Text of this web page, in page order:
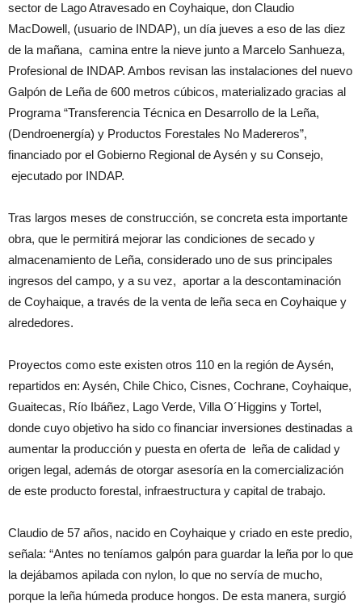
sector de Lago Atravesado en Coyhaique, don Claudio
MacDowell, (usuario de INDAP), un día jueves a eso de las diez
de la mañana, camina entre la nieve junto a Marcelo Sanhueza,
Profesional de INDAP. Ambos revisan las instalaciones del nuevo
Galpón de Leña de 600 metros cúbicos, materializado gracias al
Programa “Transferencia Técnica en Desarrollo de la Leña,
(Dendroenergía) y Productos Forestales No Madereros”,
financiado por el Gobierno Regional de Aysén y su Consejo,
ejecutado por INDAP.
Tras largos meses de construcción, se concreta esta importante
obra, que le permitirá mejorar las condiciones de secado y
almacenamiento de Leña, considerado uno de sus principales
ingresos del campo, y a su vez, aportar a la descontaminación
de Coyhaique, a través de la venta de leña seca en Coyhaique y
alrededores.
Proyectos como este existen otros 110 en la región de Aysén,
repartidos en: Aysén, Chile Chico, Cisnes, Cochrane, Coyhaique,
Guaitecas, Río Ibáñez, Lago Verde, Villa O´Higgins y Tortel,
donde cuyo objetivo ha sido co financiar inversiones destinadas a
aumentar la producción y puesta en oferta de leña de calidad y
origen legal, además de otorgar asesoría en la comercialización
de este producto forestal, infraestructura y capital de trabajo.
Claudio de 57 años, nacido en Coyhaique y criado en este predio,
señala: “Antes no teníamos galpón para guardar la leña por lo que
la dejábamos apilada con nylon, lo que no servía de mucho,
porque la leña húmeda produce hongos. De esta manera, surgió